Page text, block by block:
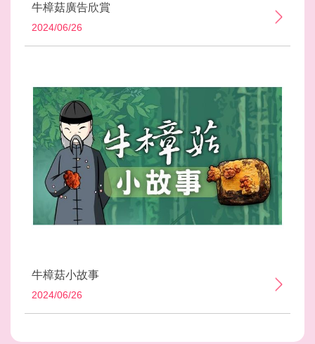
牛樟菇廣告欣賞
2024/06/26
牛樟菇小故事
2024/06/26